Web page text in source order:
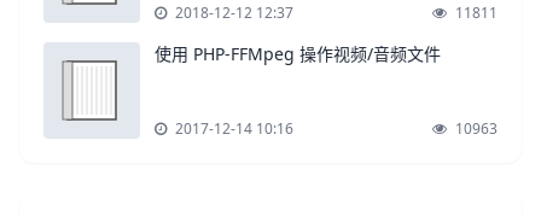
2018-12-12 12:37 11811
使用 PHP-FFMpeg 操作视频/音频文件
2017-12-14 10:16 10963